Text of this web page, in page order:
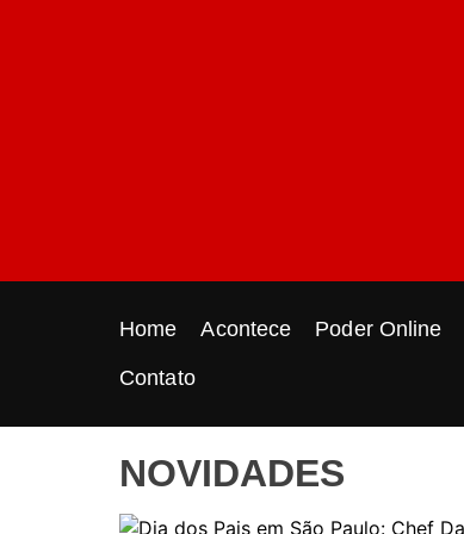
t
Home Acontece Poder Online
Contato
NOVIDADES